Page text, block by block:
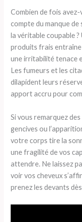
Combien de fois
compte du manque
la véritable coupable
produits frais entraîne
une irritabilité tenace
Les fumeurs et les
dilapident leurs
apport accru pour
Si vous remarquez
gencives ou
votre corps tire la
une fragilité de vos
attendre. Ne laissez
voir vos cheveux
prenez les devants